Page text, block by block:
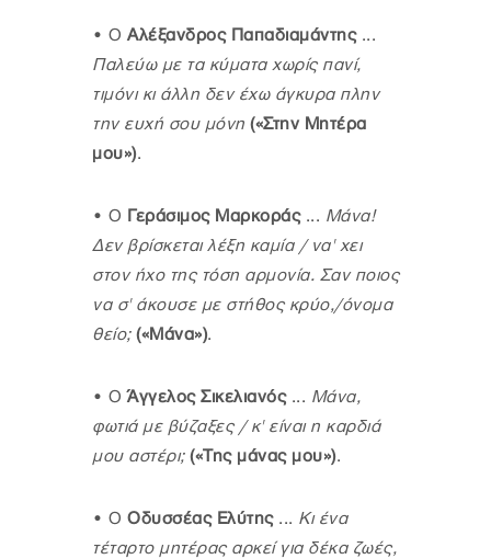
• Ο Αλέξανδρος Παπαδιαμάντης ...
Παλεύω με τα κύματα χωρίς πανί,
τιμόνι κι άλλη δεν έχω άγκυρα πλην
την ευχή σου μόνη («Στην Μητέρα
μου»).
• Ο Γεράσιμος Μαρκοράς... Μάνα!
Δεν βρίσκεται λέξη καμία / να' χει
στον ήχο της τόση αρμονία. Σαν ποιος
να σ' άκουσε με στήθος κρύο,/όνομα
θείο; («Μάνα»).
• Ο Άγγελος Σικελιανός... Μάνα,
φωτιά με βύζαξες / κ' είναι η καρδιά
μου αστέρι; («Της μάνας μου»).
• Ο Οδυσσέας Ελύτης ... Κι ένα
τέταρτο μητέρας αρκεί για δέκα ζωές,